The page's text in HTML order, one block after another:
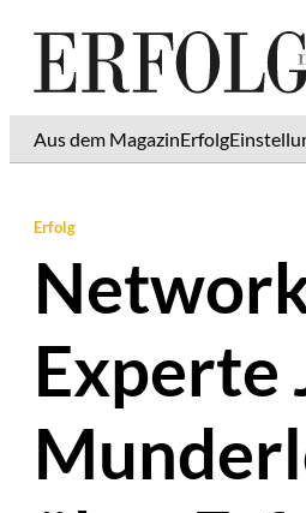
Aus dem MagazinErfolg
Erfolg
Experte